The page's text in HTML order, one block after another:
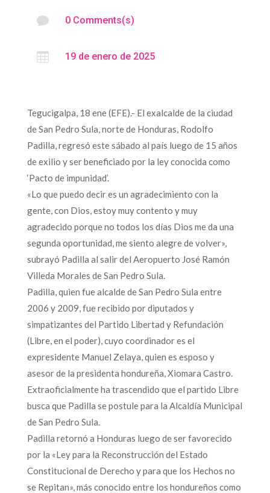
 0 Comments(s)
 19 de enero de 2025
Tegucigalpa, 18 ene (EFE).- El exalcalde de la ciudad
de San Pedro Sula, norte de Honduras, Rodolfo
Padilla, regresó este sábado al país luego de 15 años
de exilio y ser beneficiado por la ley conocida como
‘Pacto de impunidad’.
«Lo que puedo decir es un agradecimiento con la
gente, con Dios, estoy muy contento y muy
agradecido porque no todos los días Dios me da una
segunda oportunidad, me siento alegre de volver»,
subrayó Padilla al salir del Aeropuerto José Ramón
Villeda Morales de San Pedro Sula.
Padilla, quien fue alcalde de San Pedro Sula entre
2006 y 2009, fue recibido por diputados y
simpatizantes del Partido Libertad y Refundación
(Libre, en el poder), cuyo coordinador es el
expresidente Manuel Zelaya, quien es esposo y
asesor de la presidenta hondureña, Xiomara Castro.
Extraoficialmente ha trascendido que el partido Libre
busca que Padilla se postule para la Alcaldía Municipal
de San Pedro Sula.
Padilla retornó a Honduras luego de ser favorecido
por la «Ley para la Reconstrucción del Estado
Constitucional de Derecho y para que los Hechos no
se Repitan», más conocido entre los hondureños como